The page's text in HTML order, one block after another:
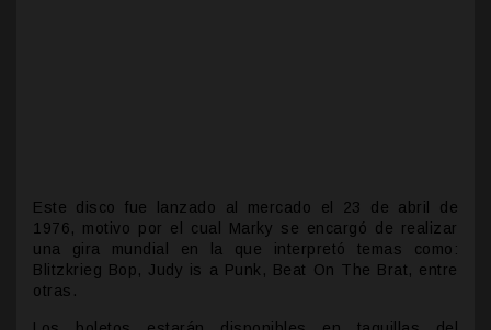
Este disco fue lanzado al mercado el 23 de abril de
1976, motivo por el cual Marky se encargó de realizar
una gira mundial en la que interpretó temas como:
Blitzkrieg Bop, Judy is a Punk, Beat On The Brat, entre
otras.